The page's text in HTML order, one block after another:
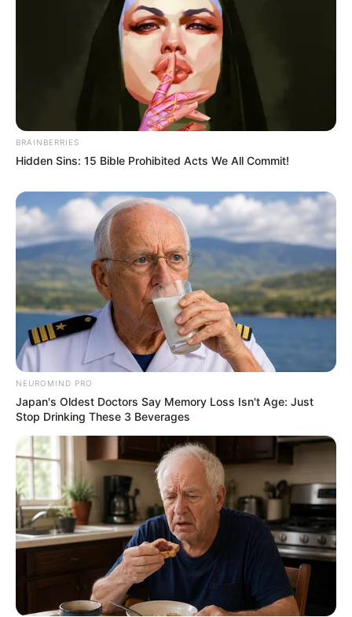
Τελευταία νέα
Εθνικό Κέντρο Αιμοδοσίας: Η προσφορά
δεν έχει εποχή αλλά αποτελεί μια
διαρκή θετική συνειδητή επιλογή
Χαλκίδα: Διασώθηκε 30χρονη μετά από
Μεταφέρθηκε στο νοσοκομείο
Αριστοτέλης Δαμίγος: Σε κλίμα βαθιάς
οδύνης η αποτέφρωση του συντονιστή
που έχασε τη ζωή του στη σύγκρουση
των ελικοπτέρων στην Ψάθα
Γιατί δεν υπήρχαν μικροσκοπικοί
δεινόσαυροι; – Τι αποκαλύπτουν νέες
έρευνες
Δείτε όλες τις τελευταίεςΕιδήσεις από την Ελλάδα και
τον Κόσμο, τη στιγμή που συμβαίνουν, στο
BRAINBERRIES
Hidden Sins: 15 Bible Prohibited Acts We All Commit!
NEUROMIND PRO
Japan's Oldest Doctors Say Memory Loss Isn't Age: Just
Stop Drinking These 3 Beverages